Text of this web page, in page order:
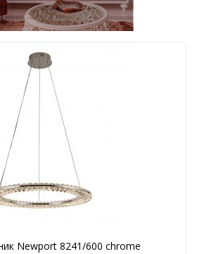
Newport 8241/600 chrome